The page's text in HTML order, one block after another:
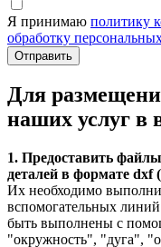
Я принимаю политику
обработку
Для
наших услуг в
1. Предоставить
деталей в формате
Их необходимо
вспомогательных
быть выполнены с
"окружность", "дуга",